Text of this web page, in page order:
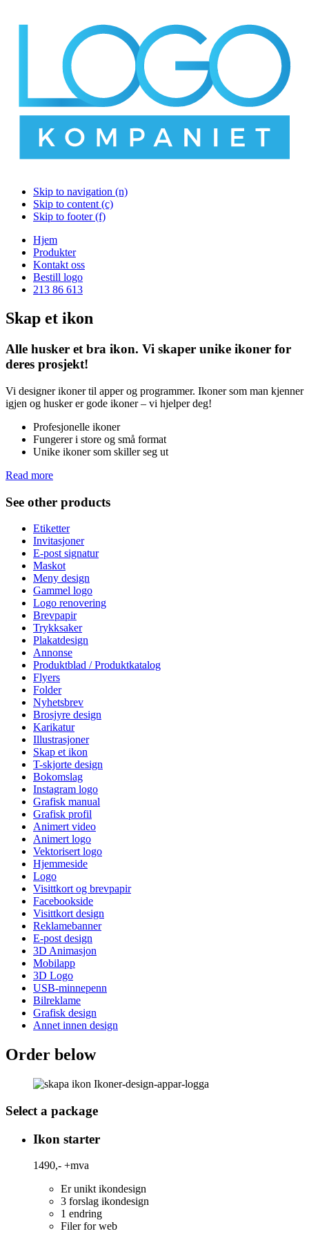
Skip to navigation (n)
Skip to content (c)
Skip to footer (f)
Hjem
Produkter
Kontakt oss
Bestill logo
213 86 613
Skap et ikon
Alle husker et bra ikon. Vi skaper unike ikoner for
deres prosjekt!
Vi designer ikoner til apper og programmer. Ikoner som man kjenner
igjen og husker er gode ikoner – vi hjelper deg!
Profesjonelle ikoner
Fungerer i store og små format
Unike ikoner som skiller seg ut
Read more
See other products
Etiketter
Invitasjoner
E-post signatur
Maskot
Meny design
Gammel logo
Logo renovering
Brevpapir
Trykksaker
Plakatdesign
Annonse
Produktblad / Produktkatalog
Flyers
Folder
Nyhetsbrev
Brosjyre design
Karikatur
Illustrasjoner
Skap et ikon
T-skjorte design
Bokomslag
Instagram logo
Grafisk manual
Grafisk profil
Animert video
Animert logo
Vektorisert logo
Hjemmeside
Logo
Visittkort og brevpapir
Facebookside
Visittkort design
Reklamebanner
E-post design
3D Animasjon
Mobilapp
3D Logo
USB-minnepenn
Bilreklame
Grafisk design
Annet innen design
Order below
Select a package
Ikon starter
1490,- +mva
Er unikt ikondesign
3 forslag ikondesign
1 endring
Filer for web